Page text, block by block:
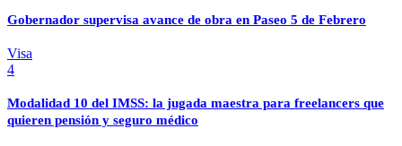
Gobernador supervisa avance de obra en Paseo 5 de Febrero
Visa
4
Modalidad 10 del IMSS: la jugada maestra para freelancers que
quieren pensión y seguro médico